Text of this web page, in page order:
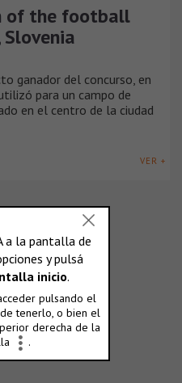
of the football
ganador del concurso, en
para un campo de
en el centro de la ciudad
VER +